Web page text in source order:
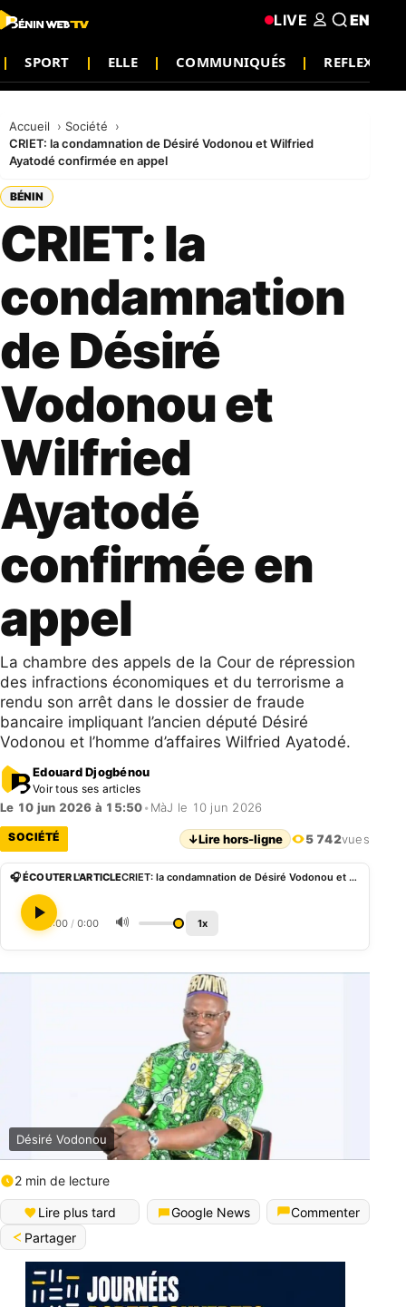
SPORT ELLE COMMUNIQUÉS REFLEXION
LIVE EN
Accueil
Société
CRIET: la condamnation de Désiré Vodonou et Wilfried
Ayatodé confirmée en appel
BÉNIN
CRIET: la
condamnation
de Désiré
Vodonou et
Wilfried
Ayatodé
confirmée en
appel
La chambre des appels de la Cour de répression
des infractions économiques et du terrorisme a
rendu son arrêt dans le dossier de fraude
bancaire impliquant l’ancien député Désiré
Vodonou et l’homme d’affaires Wilfried Ayatodé.
Edouard Djogbénou
Voir tous ses articles
Le 10 jun 2026 à 15:50• MàJ le 10 jun 2026
SOCIÉTÉ ↓Lire hors-ligne 5 742vues
🎧 ÉCOUTER L'ARTICLE CRIET: la condamnation de Désiré Vodonou et Wilfried Ayatodé confirmée en appel
0:00 / 0:00 🔊 1x
Désiré Vodonou
2 min de lecture
Lire plus tard Google News
Commenter
Partager